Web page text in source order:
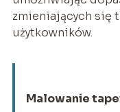
zmieniających się
użytkowników.
Malowanie